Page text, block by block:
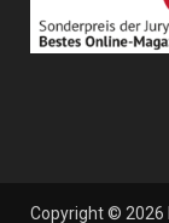
Copyright © 2026